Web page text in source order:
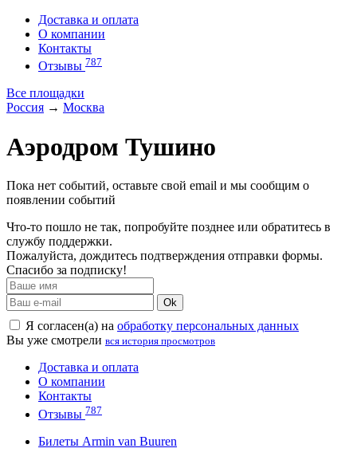
Доставка и оплата
О компании
Контакты
Отзывы 787
Все площадки
Россия → Москва
Аэродром Тушино
Пока нет событий, оставьте свой email и мы сообщим о
появлении событий
Что-то пошло не так, попробуйте позднее или обратитесь в
службу поддержки.
Пожалуйста, дождитесь подтверждения отправки формы.
Спасибо за подписку!
Ok
Я согласен(а) на обработку персональных данных
Вы уже смотрели вся история просмотров
Доставка и оплата
О компании
Контакты
Отзывы 787
Билеты Armin van Buuren